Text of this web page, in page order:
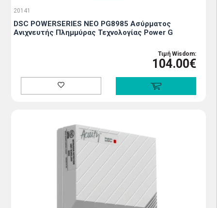
20141
DSC POWERSERIES NEO PG8985 Ασύρματος
Ανιχνευτής Πλημμύρας Τεχνολογίας Power G
Τιμή Wisdom:
104.00€